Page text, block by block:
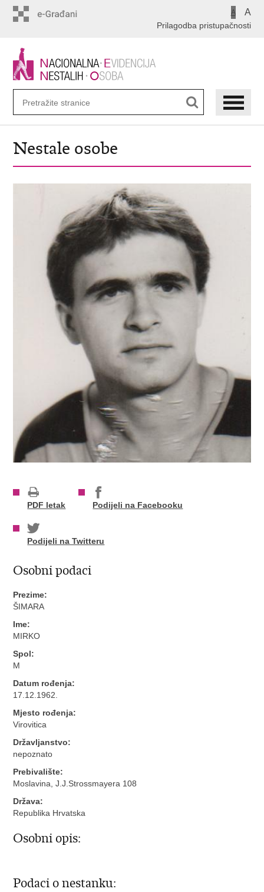
A A
Prilagodba pristupačnosti
Nestale osobe
PDF letak Podijeli na Facebooku
Podijeli na Twitteru
Osobni podaci
Prezime:
ŠIMARA
Ime:
MIRKO
Spol:
M
Datum rođenja:
17.12.1962.
Mjesto rođenja:
Virovitica
Državljanstvo:
nepoznato
Prebivalište:
Moslavina, J.J.Strossmayera 108
Država:
Republika Hrvatska
Osobni opis:
Podaci o nestanku: